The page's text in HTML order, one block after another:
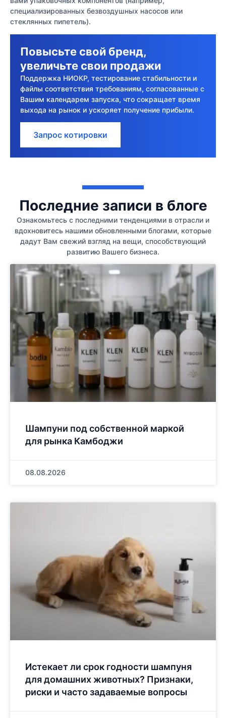
специализированных безвоздушных насосов или
стеклянных пипетель).
Повысьте свой бренд,
увеличьте свои продажи
Поддержка НИОКР, тестирование стабильности и
файлы соответствия требованиям, согласованные с
Вашим календарем запуска, что сокращает время
выхода на рынок и ускоряет получение прибыли.
Запрос котировки
Последние записи в блоге
Ознакомьтесь с последними тенденциями в отрасли и
вдохновитесь нашими обновленными блогами, которые
дадут Вам свежий взгляд на вещи, способствующий
развитию Вашего бизнеса.
Шампуни под собственной маркой
для рынка Камбоджи
08.08.2026
Истекает ли срок годности шампуня
для домашних животных? Признаки,
риски и часто задаваемые вопросы